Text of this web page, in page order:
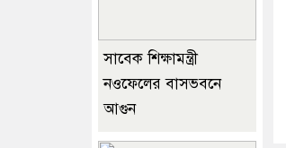
সাবেক শিক্ষামন্ত্রী
নওফেলের বাসভবনে
আগুন